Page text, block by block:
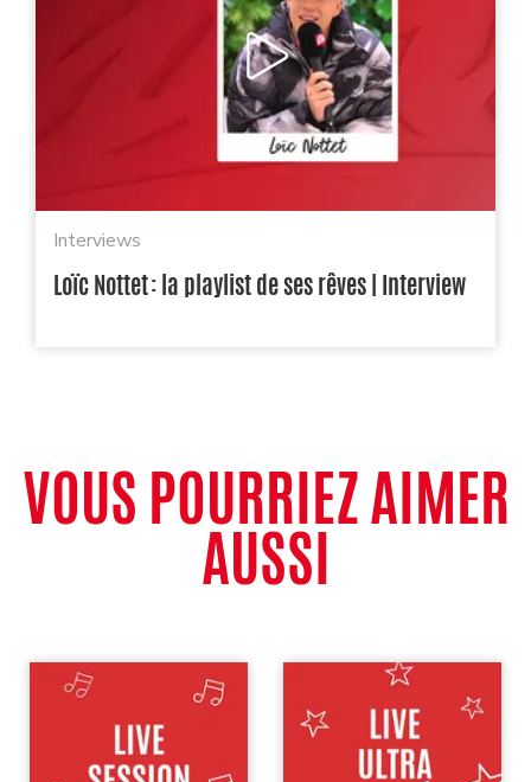
Interviews
Loïc Nottet : la playlist de ses rêves | Interview
VOUS POURRIEZ AIMER
AUSSI